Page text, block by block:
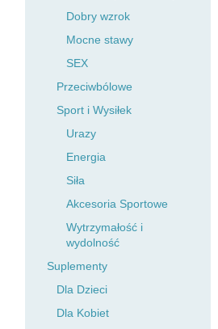
Dobry wzrok
Mocne stawy
SEX
Przeciwbólowe
Sport i Wysiłek
Urazy
Energia
Siła
Akcesoria Sportowe
Wytrzymałość i
wydolność
Suplementy
Dla Dzieci
Dla Kobiet